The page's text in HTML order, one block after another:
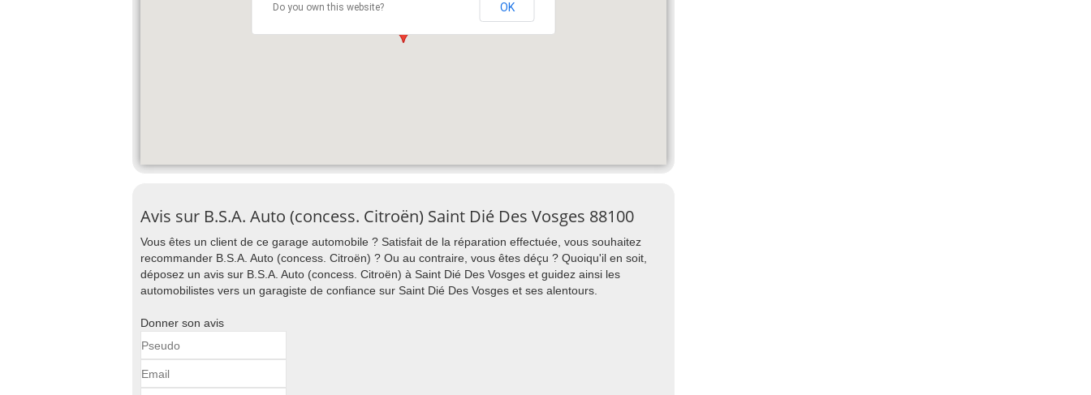
Do you own this website? OK
Avis sur B.S.A. Auto (concess. Citroën) Saint Dié Des Vosges 88100
Vous êtes un client de ce garage automobile ? Satisfait de la réparation effectuée, vous souhaitez
recommander B.S.A. Auto (concess. Citroën) ? Ou au contraire, vous êtes déçu ? Quoiqu'il en soit,
déposez un avis sur B.S.A. Auto (concess. Citroën) à Saint Dié Des Vosges et guidez ainsi les
automobilistes vers un garagiste de confiance sur Saint Dié Des Vosges et ses alentours.
Donner son avis